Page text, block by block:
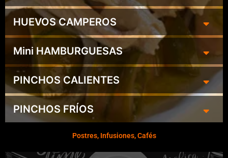
HUEVOS CAMPEROS
Mini HAMBURGUESAS
PINCHOS CALIENTES
PINCHOS FRÍOS
Postres, Infusiones, Cafés